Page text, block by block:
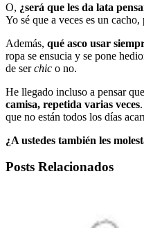
O, ¿será que les da lata
Yo sé que a veces es un
Además, qué asco usar
ropa se ensucia y se pone
de serchic o no.
He llegado incluso a pensar
camisa, repetida varias veces
que no están todos los días
¿A ustedes también les
Posts Relacionados